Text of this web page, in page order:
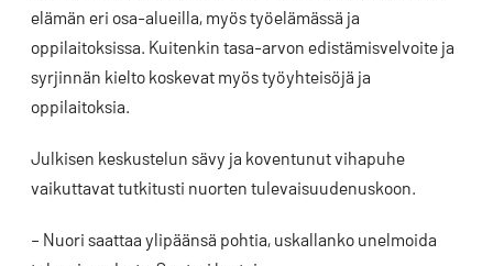
elämän eri osa-alueilla, myös työelämässä ja
oppilaitoksissa. Kuitenkin tasa-arvon edistämisvelvoite ja
syrjinnän kielto koskevat myös työyhteisöjä ja
oppilaitoksia.
Julkisen keskustelun sävy ja koventunut vihapuhe
vaikuttavat tutkitusti nuorten tulevaisuudenuskoon.
– Nuori saattaa ylipäänsä pohtia, uskallanko unelmoida